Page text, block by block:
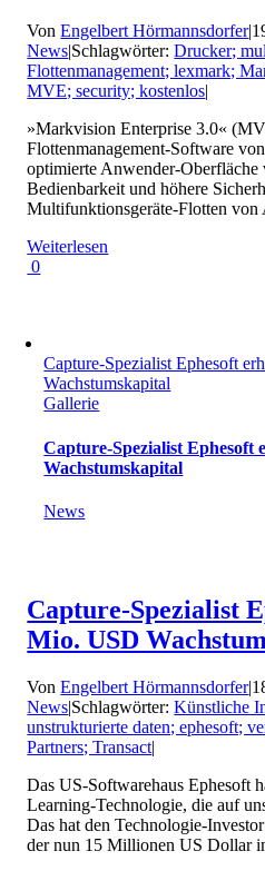
VonEngelbert Hörmannsdorfer|
News|Schlagwörter:Drucker;
Flottenmanagement; lexmark;
MVE; security; kostenlos|
»Markvision Enterprise 3.0«
Flottenmanagement-Software
optimierte Anwender-Oberfläche
Bedienbarkeit und höhere
Multifunktionsgeräte-Flotten von
Weiterlesen
0
Capture-Spezialist Ephesoft
Wachstumskapital
Gallerie
Capture-Spezialist Ephesoft
Wachstumskapital
News
Capture-Spezialist
Mio. USD
VonEngelbert Hörmannsdorfer|
News|Schlagwörter:Künstliche
unstrukturierte daten; ephesoft;
Partners; Transact|
Das US-Softwarehaus Ephesoft
Learning-Technologie, die auf
Das hat den Technologie-
der nun 15 Millionen US Dollar